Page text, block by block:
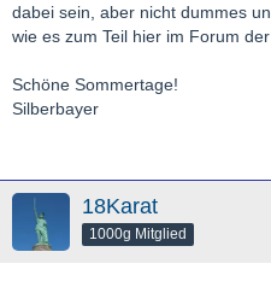
dabei sein, aber nicht dummes
wie es zum Teil hier im Forum der
Schöne Sommertage!
Silberbayer
18Karat
1000g Mitglied